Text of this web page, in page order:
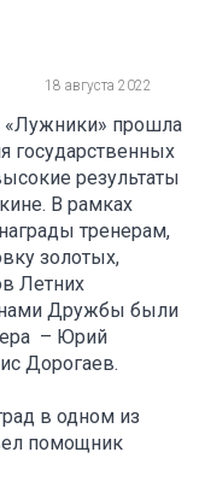
18 августа 2022
«Лужники» прошла
государственных
результаты
В рамках
тренерам,
золотых,
Летних
Дружбы были
– Юрий
Дорогаев.
в одном из
помощник